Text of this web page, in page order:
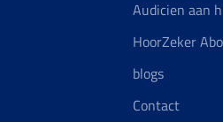
Audicien aan
HoorZeker
blogs
Contact